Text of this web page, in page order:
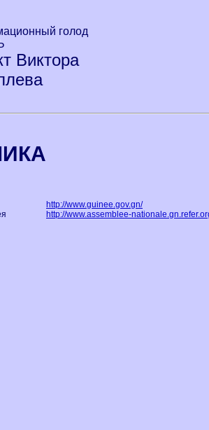
голод
Виктора
http://www.guinee.gov.gn/
http://www.assemblee-